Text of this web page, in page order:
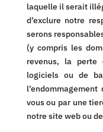
laquelle il serait
d’exclure notre
serons
(y compris les
revenus, la perte
logiciels ou de
vous ou par une
notre site web ou